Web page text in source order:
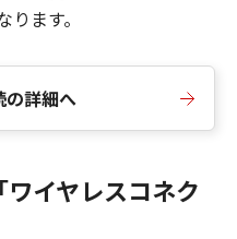
ます。
の詳細へ
イヤレスコネク